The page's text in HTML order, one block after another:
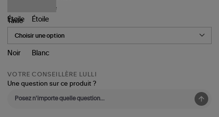
Taille
VOTRE CONSEILLÈRE LULLI
Une question sur ce produit ?